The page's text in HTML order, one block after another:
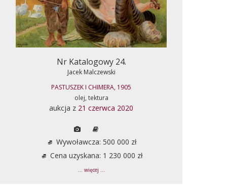
Nr Katalogowy 24.
Jacek Malczewski
PASTUSZEK I CHIMERA, 1905
olej, tektura
aukcja z 21 czerwca 2020
Wywoławcza: 500 000 zł
Cena uzyskana: 1 230 000 zł
... więcej ...